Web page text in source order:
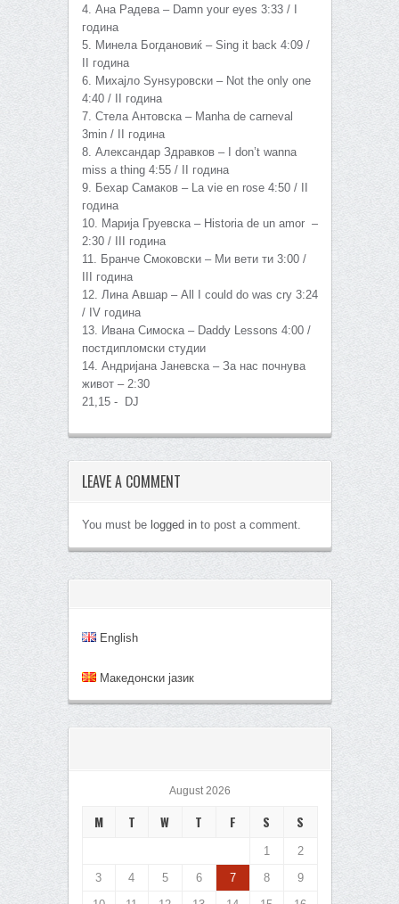
4. Ана Радева – Damn your eyes 3:33 / I
година
5. Минела Богдановиќ – Sing it back 4:09 /
II година
6. Михајло Ѕунѕуровски – Not the only one
4:40 / II година
7. Стела Антовска – Manha de carneval
3min / II година
8. Александар Здравков – I don’t wanna
miss a thing 4:55 / II година
9. Бехар Самаков – La vie en rose 4:50 / II
година
10. Марија Груевска – Historia de un amor –
2:30 / III година
11. Бранче Смоковски – Ми вети ти 3:00 /
III година
12. Лина Авшар – All I could do was cry 3:24
/ IV година
13. Ивана Симоска – Daddy Lessons 4:00 /
постдипломски студии
14. Андријана Јаневска – За нас почнува
живот – 2:30
21,15 - DJ
LEAVE A COMMENT
You must be logged into post a comment.
English
Mакедонски јазик
August 2026
M T W T F S S
1
2
3
4 5 6 7 8
9